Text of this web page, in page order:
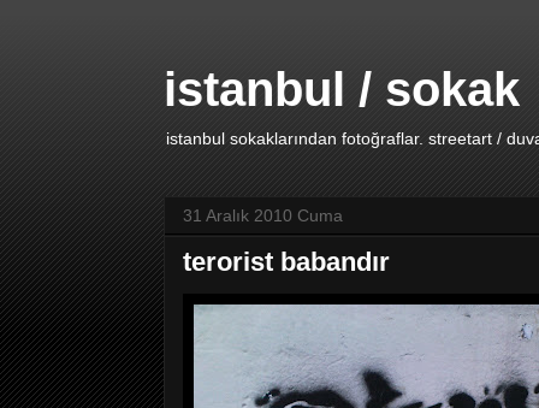
istanbul / sokak
istanbul sokaklarından fotoğraflar. streetart /
31 Aralık 2010 Cuma
terorist babandır